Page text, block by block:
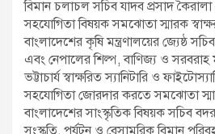
বিমান চলাচল সচিব যাদব প্রসাদ কৈরালা
সহযোগিতা বিষয়ক সমঝোতা স্মারক
বাংলাদেশের কৃষি মন্ত্রণালয়ের জ্যেষ্ঠ
এবং নেপালের শিল্প, বাণিজ্য ও সরবরাহ
ভট্টাচার্য স্বাক্ষরিত স্যানিটারি ও
সহযোগিতা জোরদার করতে সমঝোতা
বাংলাদেশের সাংস্কৃতিক বিষয়ক সচিব